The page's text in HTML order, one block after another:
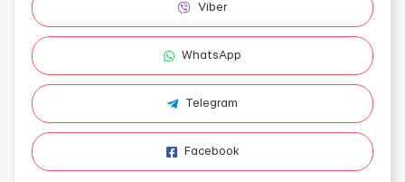
Viber
WhatsApp
Telegram
Facebook